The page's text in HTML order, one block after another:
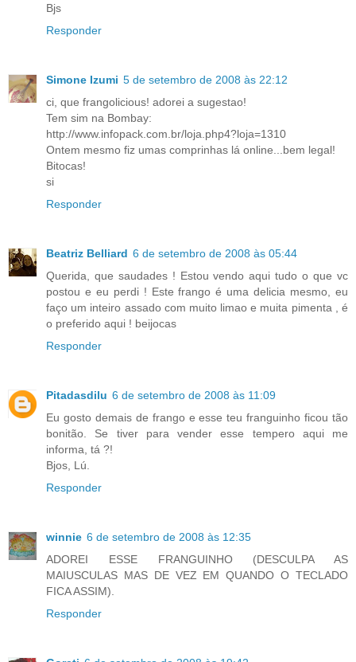
Bjs
Responder
Simone Izumi 5 de setembro de 2008 às 22:12
ci, que frangolicious! adorei a sugestao!
Tem sim na Bombay:
http://www.infopack.com.br/loja.php4?loja=1310
Ontem mesmo fiz umas comprinhas lá online...bem legal!
Bitocas!
si
Responder
Beatriz Belliard 6 de setembro de 2008 às 05:44
Querida, que saudades ! Estou vendo aqui tudo o que vc
postou e eu perdi ! Este frango é uma delicia mesmo, eu
faço um inteiro assado com muito limao e muita pimenta , é
o preferido aqui ! beijocas
Responder
Pitadasdilu 6 de setembro de 2008 às 11:09
Eu gosto demais de frango e esse teu franguinho ficou tão
bonitão. Se tiver para vender esse tempero aqui me
informa, tá ?!
Bjos, Lú.
Responder
winnie 6 de setembro de 2008 às 12:35
ADOREI ESSE FRANGUINHO (DESCULPA AS
MAIUSCULAS MAS DE VEZ EM QUANDO O TECLADO
FICA ASSIM).
Responder